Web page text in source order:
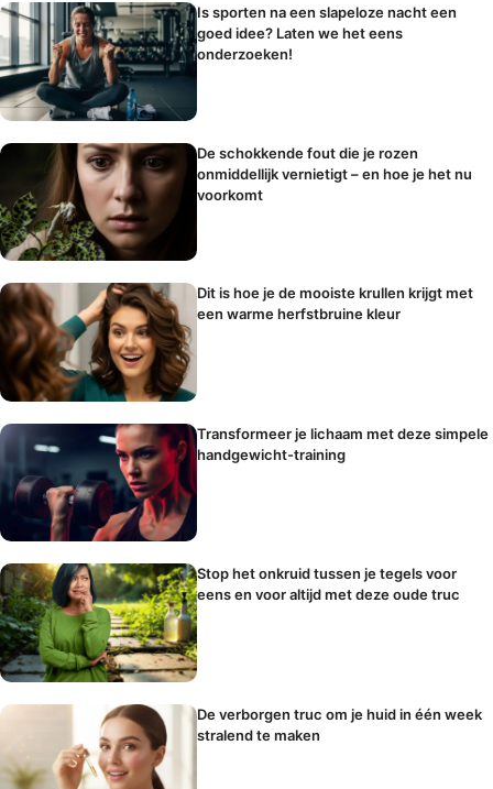
Is sporten na een slapeloze nacht een
goed idee? Laten we het eens
onderzoeken!
De schokkende fout die je rozen
onmiddellijk vernietigt – en hoe je het nu
voorkomt
Dit is hoe je de mooiste krullen krijgt met
een warme herfstbruine kleur
Transformeer je lichaam met deze simpele
handgewicht-training
Stop het onkruid tussen je tegels voor
eens en voor altijd met deze oude truc
De verborgen truc om je huid in één week
stralend te maken